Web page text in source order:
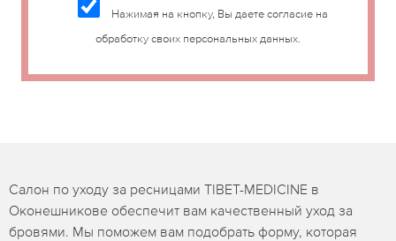
Нажимая на кнопку, Вы даете согласие на
обработку своих персональных данных.
Салон по уходу за ресницами TIBET-MEDICINE в
Оконешникове обеспечит вам качественный уход за
бровями. Мы поможем вам подобрать форму, которая